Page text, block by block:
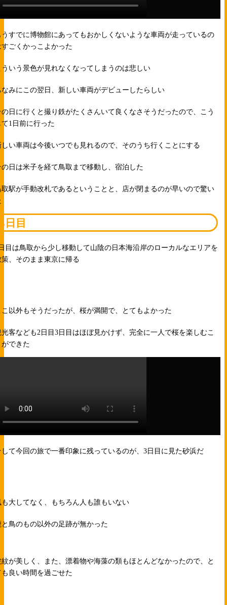
うすでに博物館にあってもおかしくないような車両が走っているの
すごくかっこよかった
ういう景色が見れなくなってしまうのは悲しい
なみにこの翌日、新しい車両がデビューしたらしい
の日に行くと撮り鉄がたくさんいて良くなさそうだったので、こう
て1日前に行った
しい車両は今後いつでも見れるので、そのうち行くことにする
の日は米子を経て鳥取まで移動し、宿泊した
取駅が手動改札であるということと、店が閉まるのが早いので驚い
3日目
目は鳥取から少し移動して山陰の日本海沿岸のローカルなエリアを
策、そのまま東京に帰る
こ以外もそうだったが、桜が満開で、とてもよかった
光客なども2日目3日目はほぼ見かけず、完全に一人で桜を楽しむこ
ができた
して今回の旅で一番印象に残っているのが、3日目に見た砂浜だ
も大してなく、もちろん人も誰もいない
と鳥のもの以外の足跡が無かった
紋が美しく、また、漂着物や海藻の類もほとんどなかったので、と
も良い時間を過ごせた